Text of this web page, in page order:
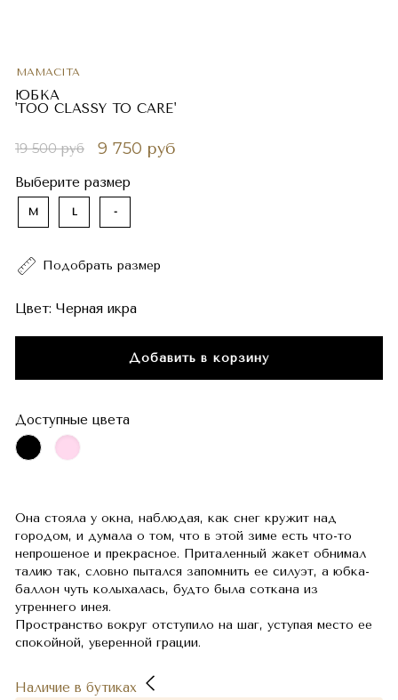
MAMACITA
ЮБКА
'TOO CLASSY TO CARE'
19 500 руб 9 750 руб
Выберите размер
M L -
Подобрать размер
Цвет: Черная икра
Добавить в корзину
Доступные цвета
Она стояла у окна, наблюдая, как снег кружит над
городом, и думала о том, что в этой зиме есть что-то
непрошеное и прекрасное. Приталенный жакет обнимал
талию так, словно пытался запомнить ее силуэт, а юбка-
баллон чуть колыхалась, будто была соткана из
утреннего инея.
Пространство вокруг отступило на шаг, уступая место ее
спокойной, уверенной грации.
Наличие в бутиках